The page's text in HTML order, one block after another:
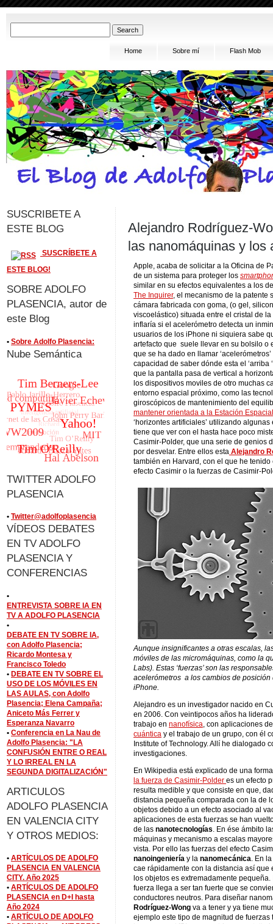
Home Sobre mí Flash Mob
Alejandro Rodríguez-
las nanomáquinas y los
Apple, acaba de solicitar a la Oficina de
de un sistema para proteger los
similar en su efectos equivalentes a los
The Inquirer, el mecanismo de la patente
cámara fabricada con goma, (o gel,
viscoelástico) situada entre el cristal de
inflaría si el acelerómetro detecta un
usuarios de los iPhone ni siquiera sabe
artefacto que suele llevar en su bolsilo o
que se ha dado en llamar
capacidad de saber dónde esta el ‘arriba
que la pantalla pasa de vertical a
los dispositivos moviles de otro muchas
entorno espacial próximo, como las
giroscópicos de mantenimiento del
mantener orientada a la Estación
‘horizontes artificiales’ utilizando
tiene que ver con el hasta hace poco
Casimir-Polder, que una serie de genios
por desvelar. Entre ellos esta Alejandro
también en Harvard, con el que he
efecto Casimir o la fuerzas de Casimir-
Aunque insignificantes a otras escalas,
móviles de las micromáquinas, como la
Labs). Estas ‘fuerzas’ son las
acelerómetros a los cambios de
iPhone.
Alejandro es un investigador nacido en
en 2006. Con veintipocos años ha
trabajo en nanofísica, con aplicaciones
cuántica y el trabajo de un grupo, con él
Institute of Technology. Allí he dialogado
investigaciones.
En Wikipedia está explicado de una
la fuerza de Casimir-Polder es un efecto
resulta medible y que consiste en que,
distancia pequeña comparada con la de
objetos debido a un efecto asociado al
aplicaciones de esta fuerzas se han
de las nanotecnologías. En ése ámbito
máquinas y mecanismo a escalas
vista. Por ello las fuerzas del efecto
nanoingeniería y la nanomecánica. En
cae rápidamente con la distancia así
los objetos es extremadamente
fuerza llega a ser tan fuerte que se
conductores neutros. Para diseñar
Rodríguez-Wong va a tener y ya tiene
ejemplo este tipo de magnitud de
SUSCRIBETE A
ESTE BLOG
SUSCRÍBETE A
ESTE BLOG!
SOBRE ADOLFO
PLASENCIA, autor de
este Blog
• Sobre Adolfo Plasencia:
Nube Semántica
TWITTER ADOLFO
PLASENCIA
• Twitter@adolfoplasencia
VÍDEOS DEBATES
EN TV ADOLFO
PLASENCIA Y
CONFERENCIAS
•
ENTREVISTA SOBRE IA EN
TV A ADOLFO PLASENCIA
•
DEBATE EN TV SOBRE IA,
con Adolfo Plasencia;
Ricardo Montesa y
Francisco Toledo
• DEBATE EN TV SOBRE EL
USO DE LOS MÓVILES EN
LAS AULAS, con Adolfo
Plasencia; Elena Campaña;
Aniceto Más Ferrer y
Esperanza Navarro
• Conferencia en La Nau de
Adolfo Plasencia: "LA
CONFUSIÓN ENTRE O REAL
Y LO IRREAL EN LA
SEGUNDA DIGITALIZACIÓN"
ARTICULOS
ADOLFO PLASENCIA
EN VALENCIA CITY
Y OTROS MEDIOS:
• ARTÍCULOS DE ADOLFO
PLASENCIA EN VALENCIA
CITY. Año 2025
• ARTÍCULOS DE ADOLFO
PLASENCIA en D+I hasta
Año 2024
• ARTÍCULO DE ADOLFO